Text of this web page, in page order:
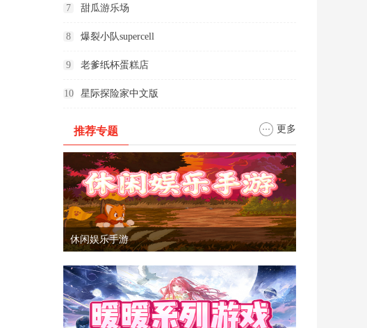
7 甜瓜游乐场
8 爆裂小队supercell
9 老爹纸杯蛋糕店
10 星际探险家中文版
推荐专题 更多
休闲娱乐手游